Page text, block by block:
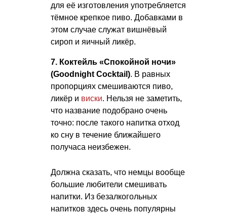
для её изготовления употребляется
тёмное крепкое пиво. Добавками в
этом случае служат вишнёвый
сироп и яичный ликёр.
7. Коктейль «Спокойной ночи»
(Goodnight Cocktail). В равных
пропорциях смешиваются пиво,
ликёр и виски. Нельзя не заметить,
что название подобрано очень
точно: после такого напитка отход
ко сну в течение ближайшего
получаса неизбежен.
Должна сказать, что немцы вообще
большие любители смешивать
напитки. Из безалкогольных
напитков здесь очень популярны